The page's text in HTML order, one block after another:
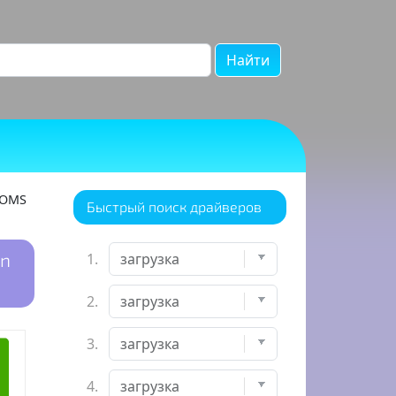
Найти
Быстрый поиск драйверов
1.
2.
3.
4.